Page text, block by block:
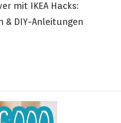
mit IKEA Hacks:
& DIY-Anleitungen